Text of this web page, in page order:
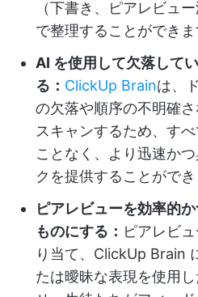
（下書き、ピアレビュ
で整理することができま
AI を使用して欠落して
る： ClickUp Brainは、
の欠落や順序の不明確
スキャンするため、す
ことなく、より迅速か
クを提供することができ
ピアレビューを効率的
ものにする： ピアレビ
り当て、ClickUp Brain
たは曖昧な表現を使用